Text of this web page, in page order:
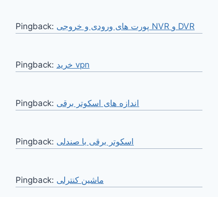
Pingback: پورت های ورودی و خروجی NVR و DVR
Pingback: خرید vpn
Pingback: اندازه های اسکوتر برقی
Pingback: اسکوتر برقی با صندلی
Pingback: ماشین کنترلی